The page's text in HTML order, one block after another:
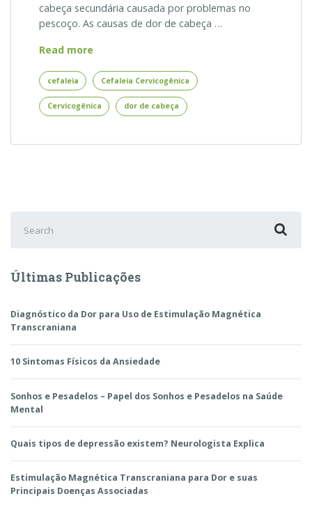
cabeça secundária causada por problemas no
pescoço. As causas de dor de cabeça …
Read more
–
O
Que
cefaleia Cefaleia Cervicogênica
Cervicogênica dor de cabeça
for:
Últimas Publicações
Diagnóstico da Dor para Uso de Estimulação Magnética
Transcraniana
10 Sintomas Físicos da Ansiedade
Sonhos e Pesadelos – Papel dos Sonhos e Pesadelos na Saúde
Mental
Quais tipos de depressão existem? Neurologista Explica
Estimulação Magnética Transcraniana para Dor e suas
Principais Doenças Associadas